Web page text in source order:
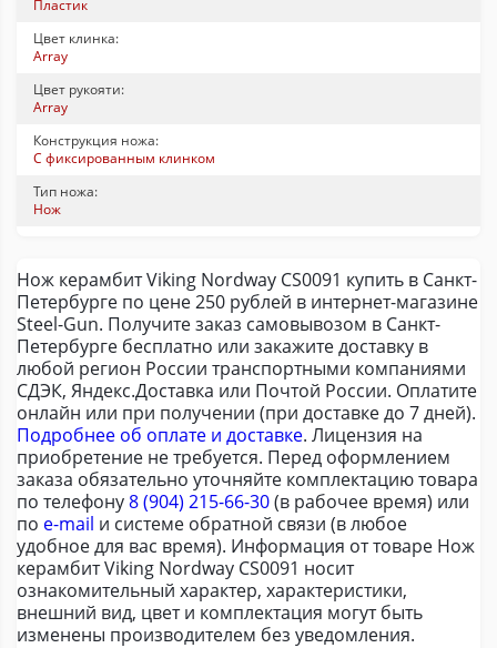
Пластик
Цвет клинка:
Array
Цвет рукояти:
Array
Конструкция ножа:
С фиксированным клинком
Тип ножа:
Нож
Нож керамбит Viking Nordway CS0091 купить в Санкт-
Петербурге по цене 250 рублей в интернет-магазине
Steel-Gun. Получите заказ самовывозом в Санкт-
Петербурге бесплатно или закажите доставку в
любой регион России транспортными компаниями
СДЭК, Яндекс.Доставка или Почтой России. Оплатите
онлайн или при получении (при доставке до 7 дней).
Подробнее об оплате и доставке. Лицензия на
приобретение не требуется. Перед оформлением
заказа обязательно уточняйте комплектацию товара
по телефону8 (904) 215-66-30(в рабочее время) или
по e-mail и системе обратной связи (в любое
удобное для вас время). Информация от товаре Нож
керамбит Viking Nordway CS0091 носит
ознакомительный характер, характеристики,
внешний вид, цвет и комплектация могут быть
изменены производителем без уведомления.